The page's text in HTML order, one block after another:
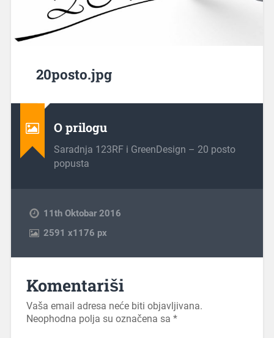
20posto.jpg
O prilogu
Saradnja 123RF i GreenDesign – 20 posto
popusta
11th Oktobar 2016
2591 x1176 px
Komentariši
Vaša email adresa neće biti objavljivana.
Neophodna polja su označena sa *